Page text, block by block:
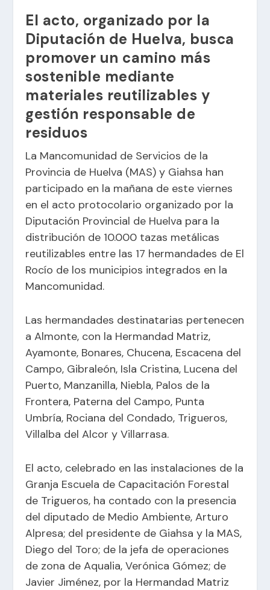
El acto, organizado por la
Diputación de Huelva, busca
promover un camino más
sostenible mediante
materiales reutilizables y
gestión responsable de
residuos
La Mancomunidad de Servicios de la
Provincia de Huelva (MAS) y Giahsa han
participado en la mañana de este viernes
en el acto protocolario organizado por la
Diputación Provincial de Huelva para la
distribución de 10.000 tazas metálicas
reutilizables entre las 17 hermandades de El
Rocío de los municipios integrados en la
Mancomunidad.
Las hermandades destinatarias pertenecen
a Almonte, con la Hermandad Matriz,
Ayamonte, Bonares, Chucena, Escacena del
Campo, Gibraleón, Isla Cristina, Lucena del
Puerto, Manzanilla, Niebla, Palos de la
Frontera, Paterna del Campo, Punta
Umbría, Rociana del Condado, Trigueros,
Villalba del Alcor y Villarrasa.
El acto, celebrado en las instalaciones de la
Granja Escuela de Capacitación Forestal
de Trigueros, ha contado con la presencia
del diputado de Medio Ambiente, Arturo
Alpresa; del presidente de Giahsa y la MAS,
Diego del Toro; de la jefa de operaciones
de zona de Aqualia, Verónica Gómez; de
Javier Jiménez, por la Hermandad Matriz